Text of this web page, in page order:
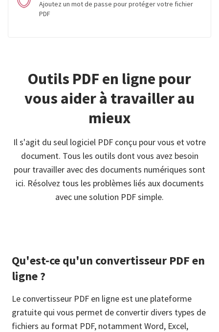
Ajoutez un mot de passe pour protéger votre fichier
PDF
Outils PDF en ligne pour
vous aider à travailler au
mieux
Il s'agit du seul logiciel PDF conçu pour vous et votre
document. Tous les outils dont vous avez besoin
pour travailler avec des documents numériques sont
ici. Résolvez tous les problèmes liés aux documents
avec une solution PDF simple.
Qu'est-ce qu'un convertisseur PDF en
ligne ?
Le convertisseur PDF en ligne est une plateforme
gratuite qui vous permet de convertir divers types de
fichiers au format PDF, notamment Word, Excel,